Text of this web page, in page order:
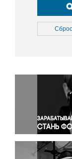
Досуг,
Религия
Спорт